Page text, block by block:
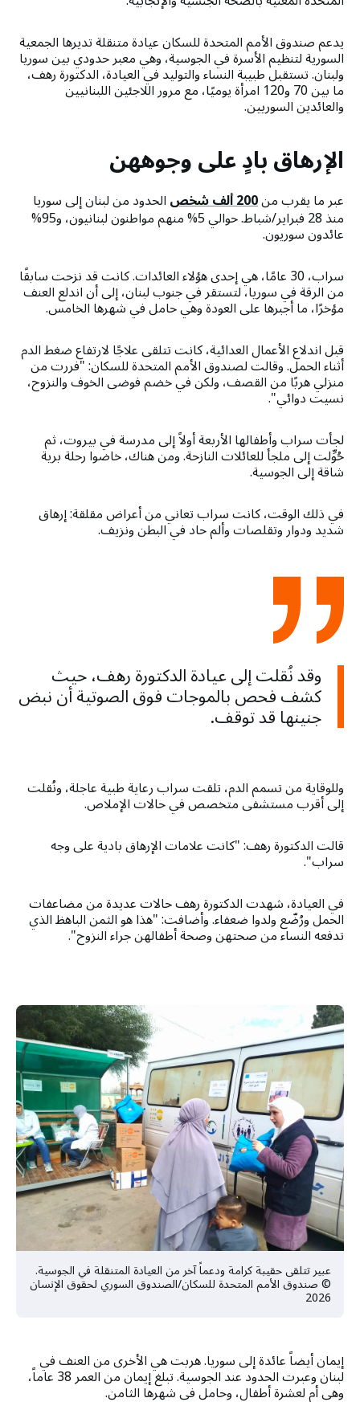
يدعم صندوق الأمم المتحدة للسكان عيادة متنقلة تديرها الجمعية
السورية لتنظيم الأسرة في الجوسية، وهي معبر حدودي بين سوريا
ولبنان. تستقبل طبيبة النساء والتوليد في العيادة، الدكتورة رهف،
ما بين 70 و120 امرأة يوميًا، مع مرور اللاجئين اللبنانيين
والعائدين السوريين.
الإرهاق بادٍ على وجوههن
عبر ما يقرب من200 ألف شخص الحدود من لبنان إلى سوريا
منذ 28 فبراير/شباط. حوالي 5% منهم مواطنون لبنانيون، و95%
عائدون سوريون.
سراب، 30 عامًا، هي إحدى هؤلاء العائدات. كانت قد نزحت سابقًا
من الرقة في سوريا، لتستقر في جنوب لبنان، إلى أن اندلع العنف
مؤخرًا، ما أجبرها على العودة وهي حامل في شهرها الخامس.
قبل اندلاع الأعمال العدائية، كانت تتلقى علاجًا لارتفاع ضغط الدم
أثناء الحمل. وقالت لصندوق الأمم المتحدة للسكان: "فررت من
منزلي هربًا من القصف، ولكن في خضم فوضى الخوف والنزوح،
نسيت دوائي".
لجأت سراب وأطفالها الأربعة أولاً إلى مدرسة في بيروت، ثم
حُوِّلت إلى ملجأ للعائلات النازحة. ومن هناك، خاضوا رحلة برية
شاقة إلى الجوسية.
في ذلك الوقت، كانت سراب تعاني من أعراض مقلقة: إرهاق
شديد ودوار وتقلصات وألم حاد في البطن ونزيف.
وقد نُقلت إلى عيادة الدكتورة رهف، حيث
كشف فحص بالموجات فوق الصوتية أن نبض
جنينها قد توقف.
وللوقاية من تسمم الدم، تلقت سراب رعاية طبية عاجلة، ونُقلت
إلى أقرب مستشفى متخصص في حالات الإملاص.
قالت الدكتورة رهف: "كانت علامات الإرهاق بادية على وجه
سراب".
في العيادة، شهدت الدكتورة رهف حالات عديدة من مضاعفات
الحمل ورُضّع ولدوا ضعفاء. وأضافت: "هذا هو الثمن الباهظ الذي
تدفعه النساء من صحتهن وصحة أطفالهن جراء النزوح".
عبير تتلقى حقيبة كرامة ودعماً آخر من العيادة المتنقلة في الجوسية.
© صندوق الأمم المتحدة للسكان/الصندوق السوري لحقوق الإنسان
2026
إيمان أيضاً عائدة إلى سوريا. هربت هي الأخرى من العنف في
لبنان وعبرت الحدود عند الجوسية. تبلغ إيمان من العمر 38 عاماً،
وهي أم لعشرة أطفال، وحامل في شهرها الثامن.